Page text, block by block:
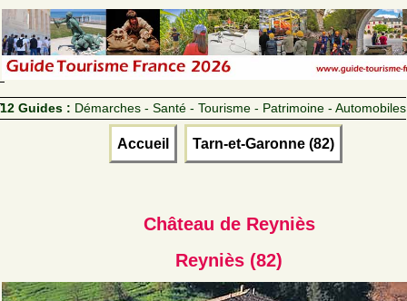
12 Guides : Démarches - Santé - Tourisme - Patrimoine - Automobiles
Accueil Tarn-et-Garonne (82)
Château de Reyniès
Reyniès (82)